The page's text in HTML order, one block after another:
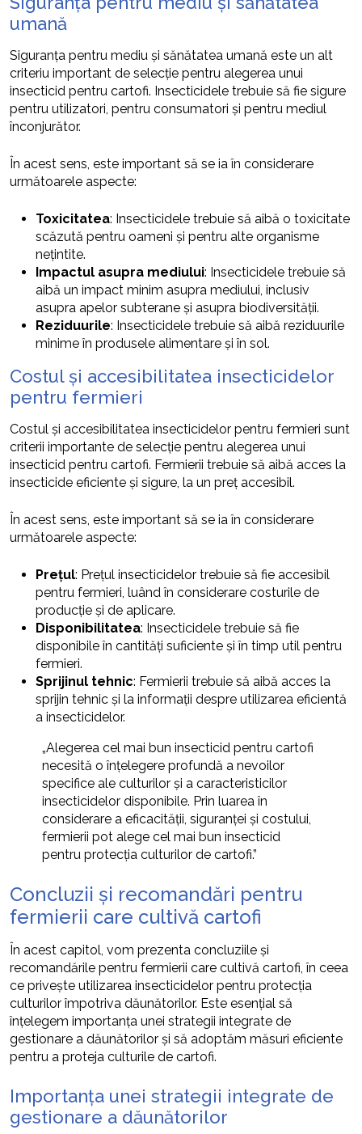
umană
Siguranța pentru mediu și sănătatea umană este un alt
criteriu important de selecție pentru alegerea unui
insecticid pentru cartofi. Insecticidele trebuie să fie sigure
pentru utilizatori, pentru consumatori și pentru mediul
înconjurător.
În acest sens, este important să se ia în considerare
următoarele aspecte:
Toxicitatea: Insecticidele trebuie să aibă o toxicitate
scăzută pentru oameni și pentru alte organisme
nețintite.
Impactul asupra mediului: Insecticidele trebuie să
aibă un impact minim asupra mediului, inclusiv
asupra apelor subterane și asupra biodiversității.
Reziduurile: Insecticidele trebuie să aibă reziduurile
minime în produsele alimentare și în sol.
Costul și accesibilitatea insecticidelor
pentru fermieri
Costul și accesibilitatea insecticidelor pentru fermieri sunt
criterii importante de selecție pentru alegerea unui
insecticid pentru cartofi. Fermierii trebuie să aibă acces la
insecticide eficiente și sigure, la un preț accesibil.
În acest sens, este important să se ia în considerare
următoarele aspecte:
Prețul: Prețul insecticidelor trebuie să fie accesibil
pentru fermieri, luând în considerare costurile de
producție și de aplicare.
Disponibilitatea: Insecticidele trebuie să fie
disponibile în cantități suficiente și în timp util pentru
fermieri.
Sprijinul tehnic: Fermierii trebuie să aibă acces la
sprijin tehnic și la informații despre utilizarea eficientă
a insecticidelor.
„Alegerea cel mai bun insecticid pentru cartofi
necesită o înțelegere profundă a nevoilor
specifice ale culturilor și a caracteristicilor
insecticidelor disponibile. Prin luarea în
considerare a eficacității, siguranței și costului,
fermierii pot alege cel mai bun insecticid
pentru protecția culturilor de cartofi.”
Concluzii și recomandări pentru
fermierii care cultivă cartofi
În acest capitol, vom prezenta concluziile și
recomandările pentru fermierii care cultivă cartofi, în ceea
ce privește utilizarea insecticidelor pentru protecția
culturilor împotriva dăunătorilor. Este esențial să
înțelegem importanța unei strategii integrate de
gestionare a dăunătorilor și să adoptăm măsuri eficiente
pentru a proteja culturile de cartofi.
Importanța unei strategii integrate de
gestionare a dăunătorilor